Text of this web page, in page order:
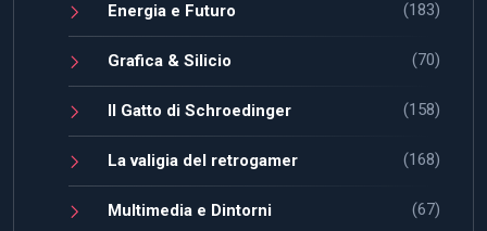
Energia e Futuro (183)
Grafica & Silicio (70)
Il Gatto di Schroedinger (158)
La valigia del retrogamer (168)
Multimedia e Dintorni (67)